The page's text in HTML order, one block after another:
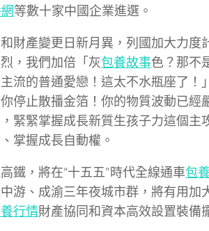
等數十家中國企業進選。
財產變更日新月異，列國加大力度
，我們加倍「灰包養故事色？那不
流的普通愛戀！這太不水瓶座了！
停止散播金箔！你的物質波動已經
緊緊掌握成長新質生孩子力這個主
掌握成長自動權。
鐵，將在“十五五”時代全線通車包
游、成渝三年夜城市群，將有用加
行情財產協同和資本高效設置裝備